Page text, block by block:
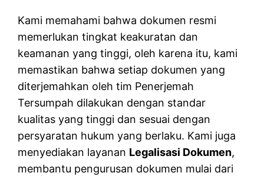
Kami memahami bahwa dokumen resmi
memerlukan tingkat keakuratan dan
keamanan yang tinggi, oleh karena itu, kami
memastikan bahwa setiap dokumen yang
diterjemahkan oleh tim Penerjemah
Tersumpah dilakukan dengan standar
kualitas yang tinggi dan sesuai dengan
persyaratan hukum yang berlaku. Kami juga
menyediakan layanan Legalisasi Dokumen,
membantu pengurusan dokumen mulai dari